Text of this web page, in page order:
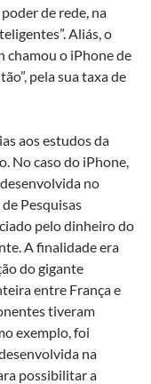
de rede, na
Aliás, o
chamou o iPhone de
pela sua taxa de
aos estudos da
No caso do iPhone,
no
Pesquisas
pelo dinheiro do
A finalidade era
do gigante
entre França e
tiveram
exemplo, foi
na
possibilitar a